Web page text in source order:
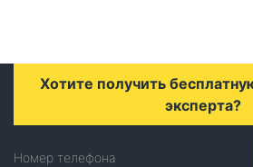
Хотите получить
эксперта?
Номер телефона